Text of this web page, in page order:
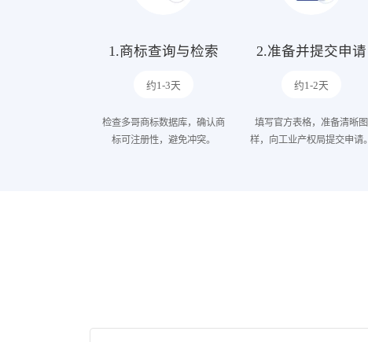
1.商标查询与检索
约1-3天
检查多哥商标数据库，确认商
标可注册性，避免冲突。
2.准备并提交申请
约1-2天
填写官方表格，准备清晰图
样，向工业产权局提交申请。